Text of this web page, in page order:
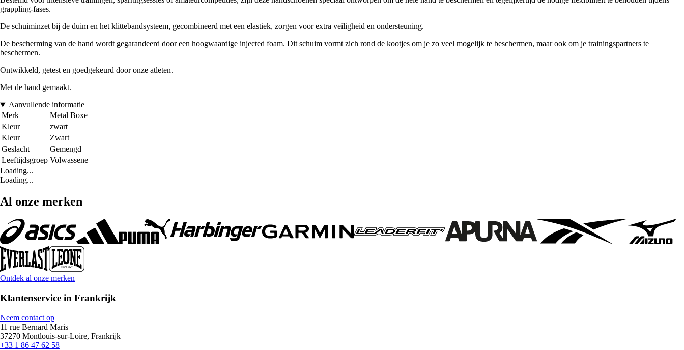
grappling-fases.
De schuiminzet bij de duim en het klittebandsysteem, gecombineerd met een elastiek, zorgen voor extra veiligheid en ondersteuning.
De bescherming van de hand wordt gegarandeerd door een hoogwaardige injected foam. Dit schuim vormt zich rond de kootjes om je zo veel mogelijk te beschermen, maar ook om je trainingspartners te
beschermen.
Ontwikkeld, getest en goedgekeurd door onze atleten.
Met de hand gemaakt.
Aanvullende informatie
Merk
Metal Boxe
Kleur
zwart
Kleur
Zwart
Geslacht
Gemengd
Leeftijdsgroep Volwassene
Loading...
Loading...
Al onze merken
Ontdek al onze merken
Klantenservice in Frankrijk
Neem contact op
11 rue Bernard Maris
37270 Montlouis-sur-Loire, Frankrijk
+33 1 86 47 62 58